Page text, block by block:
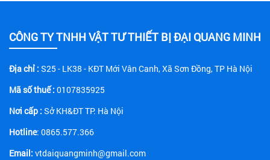
CÔNG TY TNHH VẬT TƯ THIẾT BỊ ĐẠI QUANG MINH
Địa chỉ : S25 - LK38 - KĐT Mới Vân Canh, Xã Sơn Đồng, TP Hà Nội
Mã số thuế : 0107835925
Nơi cấp : Sở KH&ĐT TP. Hà Nội
Hotline: 0865.577.366
Email: vtdaiquangminh@gmail.com